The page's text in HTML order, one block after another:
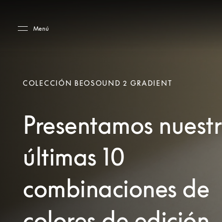
Menú
COLECCIÓN BEOSOUND 2 GRADIENT
Presentamos
últimas 10
combinaciones de